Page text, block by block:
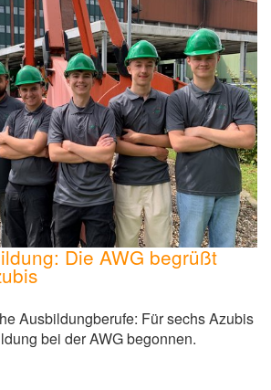
Die AWG begrüßt
Ausbildungberufe: Für sechs Azubis
bei der AWG begonnen.